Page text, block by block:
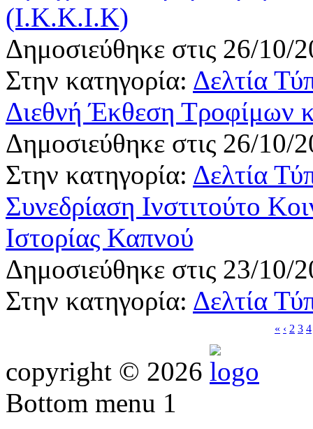
(Ι.Κ.Κ.Ι.Κ)
Δημοσιεύθηκε στις 26/10/
Στην κατηγορία: Δελτία
Διεθνή Έκθεση
Δημοσιεύθηκε στις 26/10/
Στην κατηγορία: Δελτία
Συνεδρίαση Ινστιτούτο
Ιστορίας Καπνού
Δημοσιεύθηκε στις 23/10/
Στην κατηγορία: Δελτία
« ‹ 2 3 4
copyright © 2026
Bottom menu 1